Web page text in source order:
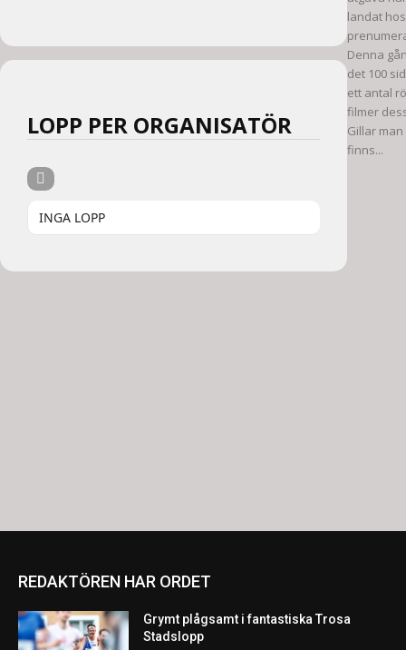
LOPP PER ORGANISATÖR
INGA LOPP
landat hos
Denna
det 100
ett antal
filmer
Gillar
finns...
REDAKTÖREN HAR ORDET
Grymt plågsamt i fantastiska Trosa
Stadslopp